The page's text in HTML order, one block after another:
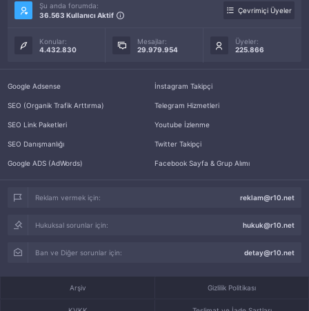
Şu anda forumda:
36.563 Kullanıcı Aktif
Çevrimiçi Üyeler
Konular:
4.432.830
Mesajlar:
29.979.954
Üyeler:
225.866
Google Adsense
SEO (Organik Trafik Arttırma)
SEO Link Paketleri
SEO Danışmanlığı
Google ADS (AdWords)
İnstagram Takipçi
Telegram Hizmetleri
Youtube İzlenme
Twitter Takipçi
Facebook Sayfa & Grup Alımı
Reklam vermek için: reklam@r10.net
Hukuksal sorunlar için: hukuk@r10.net
Ban ve Diğer sorunlar için: detay@r10.net
Arşiv Gizlilik Politikası